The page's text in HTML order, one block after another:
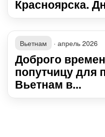
Красноярска.
Вьетнам · апрель 2026
Доброго
попутчицу для
Вьетнам в...